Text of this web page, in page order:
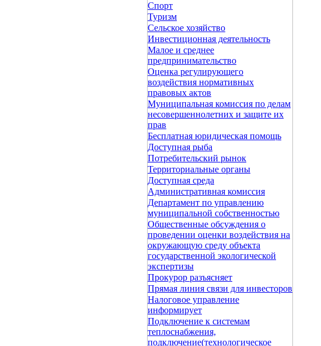
Спорт
Туризм
Сельское хозяйство
Инвестиционная деятельность
Малое и среднее
предпринимательство
Оценка регулирующего
воздействия нормативных
правовых актов
Муниципальная комиссия по делам
несовершеннолетних и защите их
прав
Бесплатная юридическая помощь
Доступная рыба
Потребительский рынок
Территориальные органы
Доступная среда
Административная комиссия
Департамент по управлению
муниципальной собственностью
Общественные обсуждения о
проведении оценки воздействия на
окружающую среду объекта
государственной экологической
экспертизы
Прокурор разъясняет
Прямая линия связи для инвесторов
Налоговое управление
информирует
Подключение к системам
теплоснабжения,
подключение(технологическое